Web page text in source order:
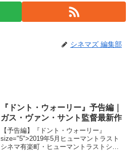
シネマズ 編集部
『ドント・ウォーリー』予告編｜
ガス・ヴァン・サント監督最新作
【予告編】『ドント・ウォーリー』
size="5">2019年5月ヒューマントラスト
シネマ有楽町・ヒューマントラストシネ